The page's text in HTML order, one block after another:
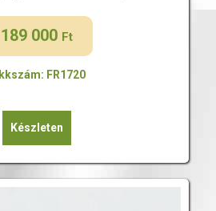
189 000 Ft
FR1720
Készleten